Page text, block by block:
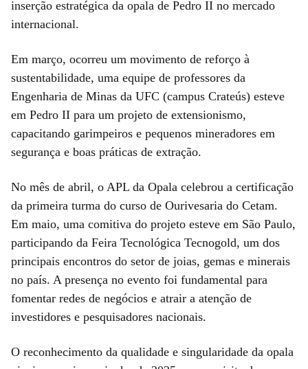
inserção estratégica da opala de Pedro II no mercado
internacional.
Em março, ocorreu um movimento de reforço à
sustentabilidade, uma equipe de professores da
Engenharia de Minas da UFC (campus Crateús) esteve
em Pedro II para um projeto de extensionismo,
capacitando garimpeiros e pequenos mineradores em
segurança e boas práticas de extração.
No mês de abril, o APL da Opala celebrou a certificação
da primeira turma do curso de Ourivesaria do Cetam.
Em maio, uma comitiva do projeto esteve em São Paulo,
participando da Feira Tecnológica Tecnogold, um dos
principais encontros do setor de joias, gemas e minerais
no país. A presença no evento foi fundamental para
fomentar redes de negócios e atrair a atenção de
investidores e pesquisadores nacionais.
O reconhecimento da qualidade e singularidade da opala